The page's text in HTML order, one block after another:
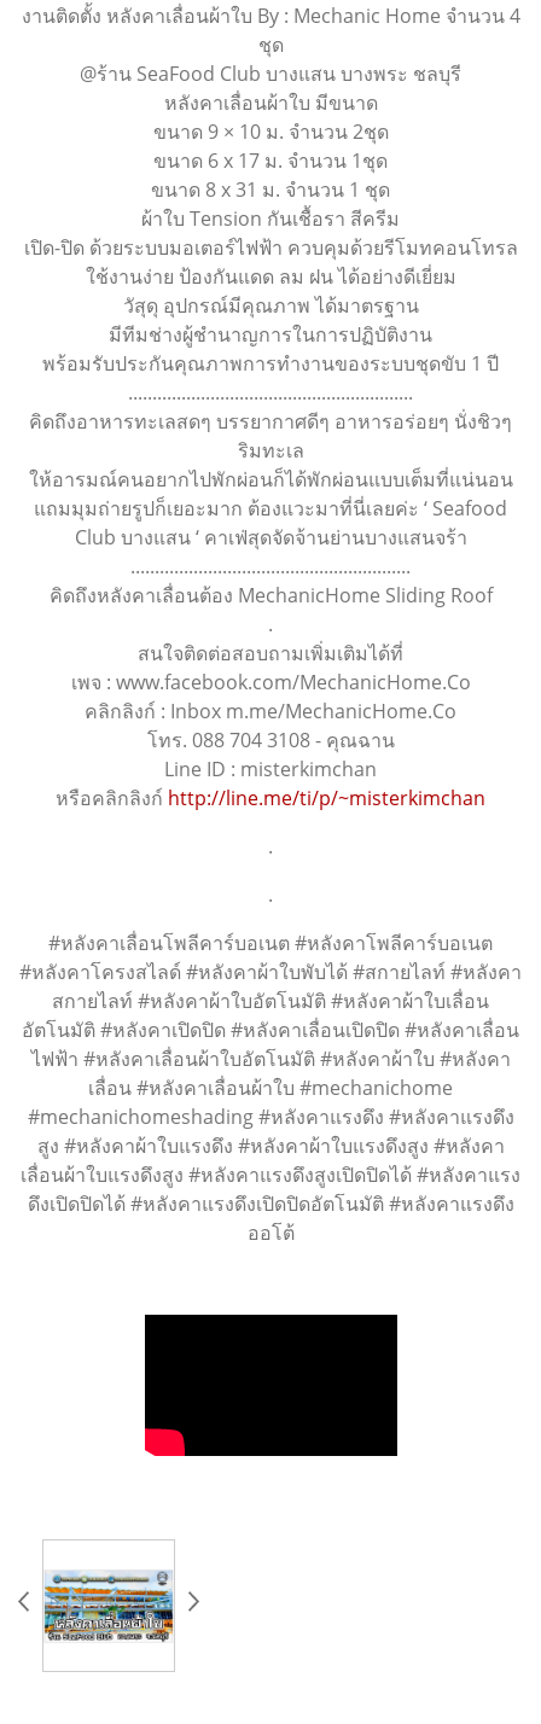
งานติดตั้ง หลังคาเลื่อนผ้าใบ By : Mechanic Home จำนวน 4
ชุด
@ร้าน SeaFood Club บางแสน บางพระ ชลบุรี
หลังคาเลื่อนผ้าใบ มีขนาด
ขนาด 9 × 10 ม. จำนวน 2ชุด
ขนาด 6 x 17 ม. จำนวน 1ชุด
ขนาด 8 x 31 ม. จำนวน 1 ชุด
ผ้าใบ Tension กันเชื้อรา สีครีม
เปิด-ปิด ด้วยระบบมอเตอร์ไฟฟ้า ควบคุมด้วยรีโมทคอนโทรล
ใช้งานง่าย ป้องกันแดด ลม ฝน ได้อย่างดีเยี่ยม
วัสุดุ อุปกรณ์มีคุณภาพ ได้มาตรฐาน
มีทีมช่างผู้ชำนาญการในการปฏิบัติงาน
พร้อมรับประกันคุณภาพการทำงานของระบบชุดขับ 1 ปี
...........................................................
คิดถึงอาหารทะเลสดๆ บรรยากาศดีๆ อาหารอร่อยๆ นั่งชิวๆ
ริมทะเล
ให้อารมณ์คนอยากไปพักผ่อนก็ได้พักผ่อนแบบเต็มที่แน่นอน
แถมมุมถ่ายรูปก็เยอะมาก ต้องแวะมาที่นี่เลยค่ะ ‘ Seafood
Club บางแสน ‘ คาเฟ่สุดจัดจ้านย่านบางแสนจร้า
..........................................................
คิดถึงหลังคาเลื่อนต้อง MechanicHome Sliding Roof
.
สนใจติดต่อสอบถามเพิ่มเติมได้ที่
เพจ : www.facebook.com/MechanicHome.Co
คลิกลิงก์ : Inbox m.me/MechanicHome.Co
โทร. 088 704 3108 - คุณฉาน
Line ID : misterkimchan
หรือคลิกลิงก์ http://line.me/ti/p/~misterkimchan
.
.
#หลังคาเลื่อนโพลีคาร์บอเนต #หลังคาโพลีคาร์บอเนต
#หลังคาโครงสไลด์ #หลังคาผ้าใบพับได้ #สกายไลท์ #หลังคา
สกายไลท์ #หลังคาผ้าใบอัตโนมัติ #หลังคาผ้าใบเลื่อน
อัตโนมัติ #หลังคาเปิดปิด #หลังคาเลื่อนเปิดปิด #หลังคาเลื่อน
ไฟฟ้า #หลังคาเลื่อนผ้าใบอัตโนมัติ #หลังคาผ้าใบ #หลังคา
เลื่อน #หลังคาเลื่อนผ้าใบ #mechanichome
#mechanichomeshading #หลังคาแรงดึง #หลังคาแรงดึง
สูง #หลังคาผ้าใบแรงดึง #หลังคาผ้าใบแรงดึงสูง #หลังคา
เลื่อนผ้าใบแรงดึงสูง #หลังคาแรงดึงสูงเปิดปิดได้ #หลังคาแรง
ดึงเปิดปิดได้ #หลังคาแรงดึงเปิดปิดอัตโนมัติ #หลังคาแรงดึง
ออโต้